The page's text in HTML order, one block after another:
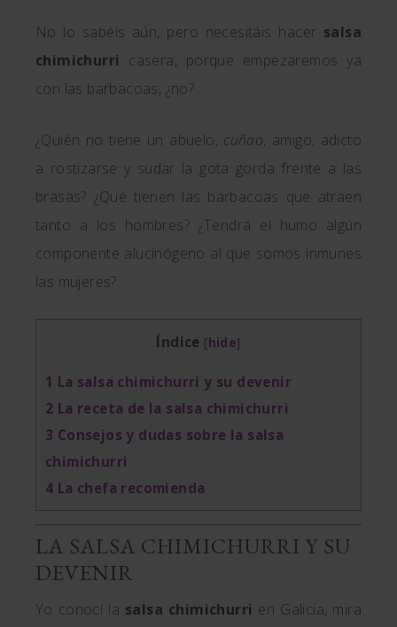
No lo sabéis aún, pero necesitáis hacer salsa
chimichurri casera, porque empezaremos ya
con las barbacoas, ¿no?
¿Quién no tiene un abuelo, cuñao, amigo, adicto
a rostizarse y sudar la gota gorda frente a las
brasas? ¿Qué tienen las barbacoas que atraen
tanto a los hombres? ¿Tendrá el humo algún
componente alucinógeno al que somos inmunes
las mujeres?
Índice [hide]
1 La salsa chimichurri y su devenir
2 La receta de la salsa chimichurri
3 Consejos y dudas sobre la salsa
chimichurri
4 La chefa recomienda
LA SALSA CHIMICHURRI Y SU
DEVENIR
Yo conocí la salsa chimichurri en Galicia, mira